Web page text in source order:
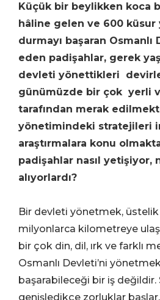
Küçük bir beylikken koca
hâline gelen ve 600 küsur
durmayı başaran Osmanlı
eden padişahlar, gerek
devleti yönettikleri
günümüzde bir çok yerli
tarafından merak
yönetimindeki stratejileri
araştırmalara konu
padişahlar nasıl yetişiyor,
alıyorlardı?
Bir devleti yönetmek, üstelik
milyonlarca kilometreye
bir çok din, dil, ırk ve farklı
Osmanlı Devleti’ni
başarabileceği bir iş değildir.
genişledikçe zorluklar başlar,